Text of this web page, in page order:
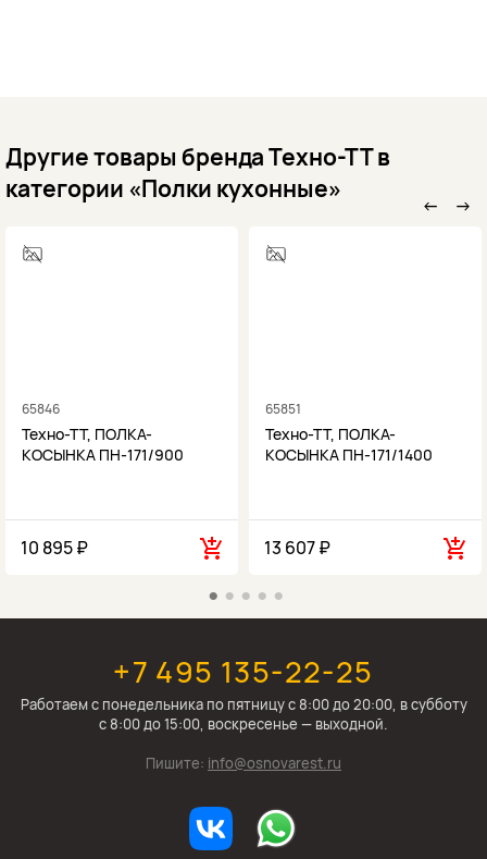
Другие товары бренда Техно-ТТ в
категории «Полки кухонные»
←
65846
Техно-ТТ, ПОЛКА-
КОСЫНКА ПН-171/900
10 895 ₽
65851
Техно-ТТ, ПОЛКА-
КОСЫНКА ПН-171/1400
13 607 ₽
→
+7 495 135-22-25
Работаем c понедельника по пятницу с 8:00 до 20:00, в субботу
с 8:00 до 15:00, воскресенье — выходной.
Пишите: info@osnovarest.ru